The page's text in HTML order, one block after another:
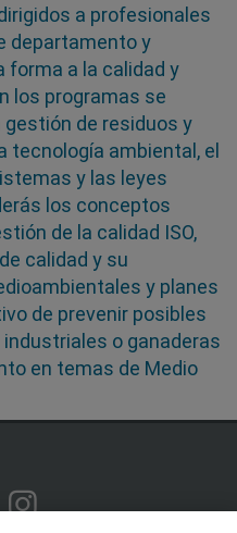
a profesionales
departamento y
forma a la calidad y
los programas se
de residuos y
tecnología ambiental, el
y las leyes
los conceptos
de la calidad ISO,
calidad y su
y planes
de prevenir posibles
o ganaderas
en temas de Medio